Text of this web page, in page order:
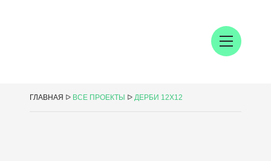
ГЛАВНАЯ ᐅ ВСЕ ПРОЕКТЫ ᐅ ДЕРБИ 12Х12